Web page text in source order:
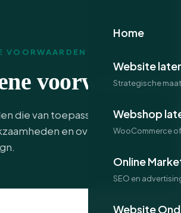
Home
Website
Strategische
Webshop
WooCommerce
Online
SEO en
Website
VOORWAARDEN
voorwaarden.
die van toepassing zijn op alle
en overeenkomsten van